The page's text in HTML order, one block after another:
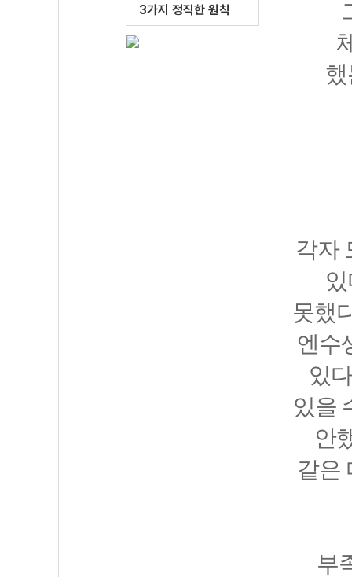
3가지 정직한 원칙
각자
못했
엔수
있
있을
안
같은
부